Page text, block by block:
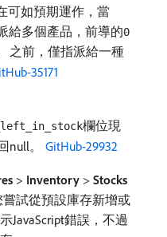
可如預期運作，當
給多個產品，前導的0
之前，僅指派給一種
35171
欄位現
null。 GitHub-29932
> Inventory > Stocks
試從預設庫存新增或
JavaScript錯誤，不過